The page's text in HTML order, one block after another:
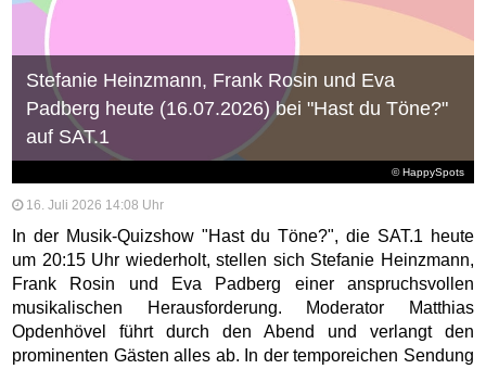
© HappySpots
Stefanie Heinzmann, Frank Rosin und Eva
Padberg heute (16.07.2026) bei "Hast du Töne?"
auf SAT.1
16. Juli 2026 14:08 Uhr
In der Musik-Quizshow "Hast du Töne?", die SAT.1 heute
um 20:15 Uhr wiederholt, stellen sich Stefanie Heinzmann,
Frank Rosin und Eva Padberg einer anspruchsvollen
musikalischen Herausforderung. Moderator Matthias
Opdenhövel führt durch den Abend und verlangt den
prominenten Gästen alles ab. In der temporeichen Sendung